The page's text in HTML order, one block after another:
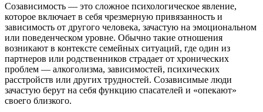
Созависимость — это сложное психологическое явление,
которое включает в себя чрезмерную привязанность и
зависимость от другого человека, зачастую на эмоциональном
или поведенческом уровне. Обычно такие отношения
возникают в контексте семейных ситуаций, где один из
партнеров или родственников страдает от хронических
проблем — алкоголизма, зависимостей, психических
расстройств или других трудностей. Созависимые люди
зачастую берут на себя функцию спасателей и «опекают»
своего близкого.